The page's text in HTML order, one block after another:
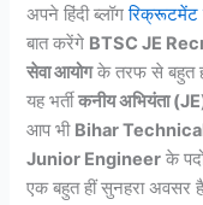
अपने हिंदी ब्लॉगरिक्रूटमेंट
बात करेंगे BTSC JE
सेवा आयोगके तरफ से बहुत हीं
यह भर्तीकनीय अभियंता
आप भी Bihar
Junior Engineer के
एक बहुत हीं सुनहरा अवसर है